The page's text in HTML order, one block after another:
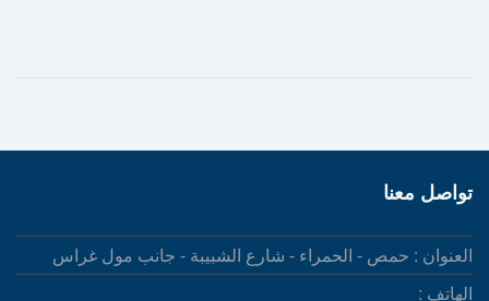
تواصل معنا
العنوان : حمص - الحمراء - شارع الشبيبة - جانب مول غراس
الهاتف :